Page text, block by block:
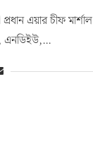
এয়ার চীফ মার্শাল
এনডিইউ,…